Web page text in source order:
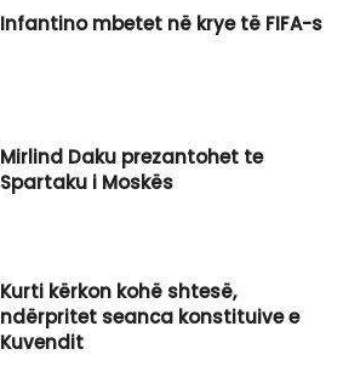
Infantino mbetet në krye të FIFA-s
Mirlind Daku prezantohet te
Spartaku i Moskës
Kurti kërkon kohë shtesë,
ndërpritet seanca konstituive e
Kuvendit